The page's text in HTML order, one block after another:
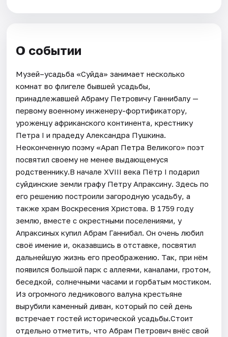
О событии
Музей–усадьба «Суйда» занимает несколько
комнат во флигеле бывшей усадьбы,
принадлежавшей Абраму Петровичу Ганнибалу —
первому военному инженеру-фортификатору,
уроженцу африканского континента, крестнику
Петра I и прадеду Александра Пушкина.
Неоконченную поэму «Арап Петра Великого» поэт
посвятил своему не менее выдающемуся
родственнику.В начале XVIII века Пётр I подарил
суйдинские земли графу Петру Апраксину. Здесь по
его решению построили загородную усадьбу, а
также храм Воскресения Христова. В 1759 году
землю, вместе с окрестными поселениями, у
Апраксиных купил Абрам Ганнибал. Он очень любил
своё имение и, оказавшись в отставке, посвятил
дальнейшую жизнь его преображению. Так, при нём
появился большой парк с аллеями, каналами, гротом,
беседкой, солнечными часами и горбатым мостиком.
Из огромного ледникового валуна крестьяне
вырубили каменный диван, который по сей день
встречает гостей исторической усадьбы.Стоит
отдельно отметить, что Абрам Петрович внёс свой